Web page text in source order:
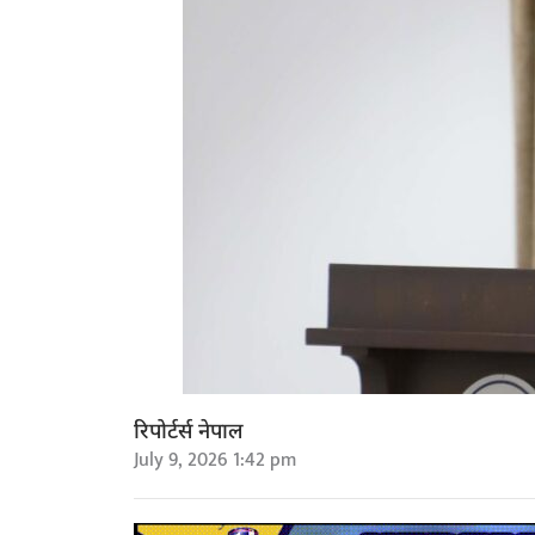
रिपोर्टर्स नेपाल
July 9, 2026 1:42 pm